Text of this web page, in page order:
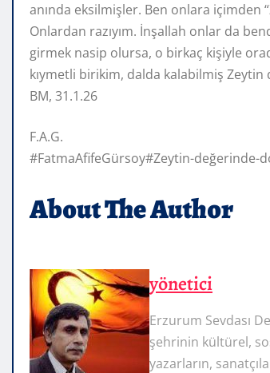
anında eksilmişler. Ben onlara içimden
Onlardan razıyım. İnşallah onlar da
girmek nasip olursa, o birkaç kişiyle
kıymetli birikim, dalda kalabilmiş
BM, 31.1.26
F.A.G.
#FatmaAfifeGürsoy#Zeytin-değerinde-
About The Author
yönetici
Erzurum Sevdası
şehrinin kültürel,
yazarların,